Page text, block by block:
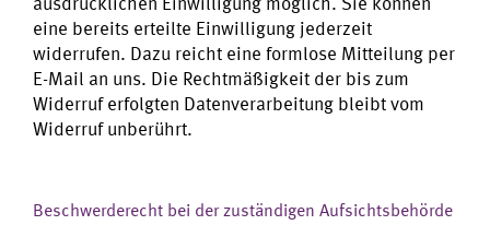
eine bereits erteilte Einwilligung jederzeit
widerrufen. Dazu reicht eine formlose Mitteilung per
E-Mail an uns. Die Rechtmäßigkeit der bis zum
Widerruf erfolgten Datenverarbeitung bleibt vom
Widerruf unberührt.
Beschwerderecht bei der zuständigen Aufsichtsbehörde